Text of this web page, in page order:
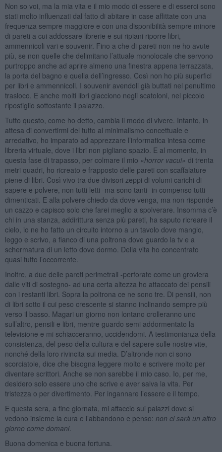
Non so voi, ma la mia vita e il mio modo di essere e di esserci sono
stati molto influenzati dal fatto di abitare in case affittate con una
frequenza sempre maggiore e con una disponibilità sempre minore
di pareti a cui addossare librerie e sui ripiani riporre libri,
ammennicoli vari e souvenir. Fino a che di pareti non ne ho avute
più, se non quelle che delimitano l’attuale monolocale che servono
purtroppo anche ad aprire almeno una finestra appena terrazzata,
la porta del bagno e quella dell’ingresso. Così non ho più superfici
per libri e ammennicoli. I souvenir avendoli già buttati nel penultimo
trasloco. E anche molti libri giacciono negli scatoloni, nel piccolo
ripostiglio sottostante il palazzo.
Tutto questo, come ho detto, cambia il modo di vivere. Intanto, in
attesa di convertirmi del tutto al minimalismo concettuale e
arredativo, ho imparato ad apprezzare l’informatica intesa come
libreria virtuale, dove i libri non pigliano spazio. E al momento, in
questa fase di trapasso, per colmare il mio «horror vacui» di trenta
metri quadri, ho ricreato e frapposto delle pareti con scaffalature
piene di libri. Così vivo tra due divisori zeppi di volumi carichi di
sapere e polvere, non tutti letti -ma sono tanti- in compenso tutti
dimenticati. E alla polvere chiedo da dove venga, ma non risponde
un cazzo e capisco solo che farei meglio a spolverare. Insomma c’è
chi in una stanza, addirittura senza più pareti, ha saputo ricreare il
cielo, io ne ho fatto un circuito intorno a un tavolo dove mangio,
leggo e scrivo, a fianco di una poltrona dove guardo la tv e a
schermatura di un letto dove dormo. Della vita ho concentrato
quasi tutto l’occorrente.
Inoltre, a due delle pareti perimetrali -perforate come un groviera
dalle viti di sostegno- ad una certa altezza ho attaccato dei pensili
con i restanti libri. Sopra la poltrona ce ne sono tre. Di pensili, non
di libri sotto il cui peso crescente si stanno inclinando sempre più
verso il basso. Magari un giorno non lontano crolleranno uno
sull’altro, pensili e libri, mentre guardo semi addormentato la
televisione e mi schiacceranno, uccidendomi. A testimonianza della
consistenza, del peso della cultura e del sapere sulle nostre vite,
nonché della loro rivincita sui media. D’altronde non ci sono
scorciatoie, dice che bisogna leggere molto e scrivere molto per
diventare scrittori. Anche se non sarebbe il mio caso. Io, per me,
desidero solo essere uno che scrive e aver salva la vita. Per
tristezza o per divertimento. Per ingannare l’essere e il tempo.
E questa sera, a fine giornata, mi affaccio sui palazzi dove si
vedono insieme la cura e l’abbandono e penso: non ci sarà un altro
giorno come domani.
Buona domenica e buona fortuna.